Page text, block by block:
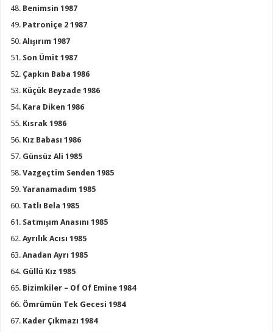
Benimsin 1987
Patroniçe 2 1987
Alışırım 1987
Son Ümit 1987
Çapkın Baba 1986
Küçük Beyzade 1986
Kara Diken 1986
Kısrak 1986
Kız Babası 1986
Günsüz Ali 1985
Vazgeçtim Senden 1985
Yaranamadım 1985
Tatlı Bela 1985
Satmışım Anasını 1985
Ayrılık Acısı 1985
Anadan Ayrı 1985
Güllü Kız 1985
Bizimkiler – Of Of Emine 1984
Ömrümün Tek Gecesi 1984
Kader Çıkmazı 1984